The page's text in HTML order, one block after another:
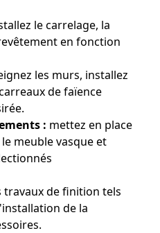
le carrelage, la
en fonction
les murs, installez
de faïence
: mettez en place
meuble vasque et
travaux de finition tels
de la